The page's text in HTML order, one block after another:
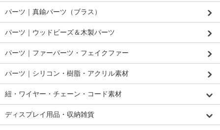
パーツ｜真鍮パーツ（ブラス）
パーツ｜ウッドビーズ＆木製パーツ
パーツ｜ファーパーツ・フェイクファー
パーツ｜シリコン・樹脂・アクリル素材
紐・ワイヤー・チェーン・コード素材
ディスプレイ用品・収納雑貨